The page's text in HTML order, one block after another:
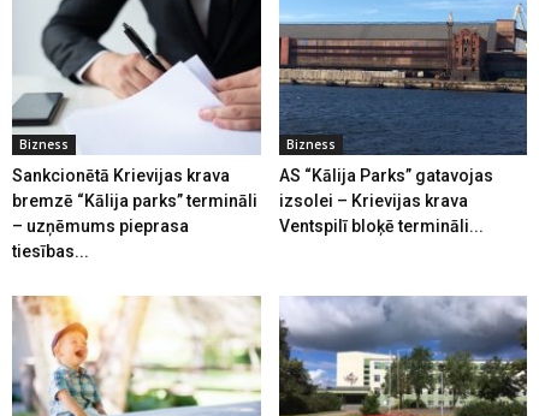
Bizness
Sankcionētā Krievijas krava
bremzē “Kālija parks” termināli
– uzņēmums pieprasa
tiesības...
Bizness
AS “Kālija Parks” gatavojas
izsolei – Krievijas krava
Ventspilī bloķē termināli...